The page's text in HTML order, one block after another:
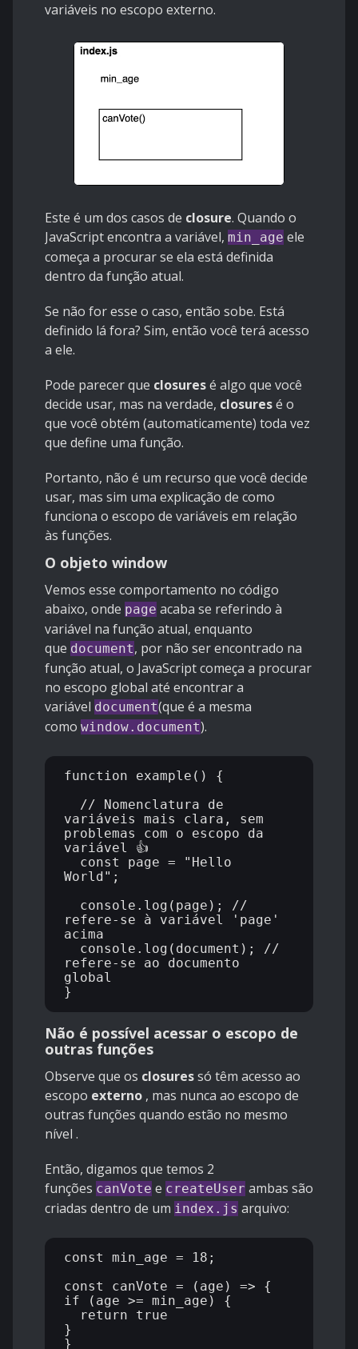
variáveis ​​no escopo externo.
Este é um dos casos de closure. Quando o
JavaScript encontra a variável, min_age ele
começa a procurar se ela está definida
dentro da função atual.
Se não for esse o caso, então sobe. Está
definido lá fora? Sim, então você terá acesso
a ele.
Pode parecer que closuresé algo que você
decide usar, mas na verdade, closuresé o
que você obtém (automaticamente) toda vez
que define uma função.
Portanto, não é um recurso que você decide
usar, mas sim uma explicação de como
funciona o escopo de variáveis ​​em relação
às funções.
O objeto window
Vemos esse comportamento no código
abaixo, onde page acaba se referindo à
variável na função atual, enquanto
que document, por não ser encontrado na
função atual, o JavaScript começa a procurar
no escopo global até encontrar a
variável document(que é a mesma
como window.document).
function example() {
variáveis mais clara, sem
problemas com o escopo da
variável 👍
World";
refere-se à variável 'page'
acima
refere-se ao documento
global
Não é possível acessar o escopo de
outras funções
Observe que os closuressó têm acesso ao
escopo externo , mas nunca ao escopo de
outras funções quando estão no mesmo
nível .
Então, digamos que temos 2
funções canVote e createUser ambas são
criadas dentro de um index.js arquivo:
const min_age = 18;
const canVote = (age) => {
if (age >= min_age) {
return true
}
}